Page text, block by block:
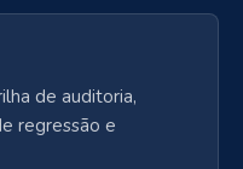
de auditoria,
regressão e